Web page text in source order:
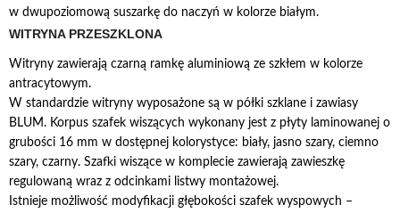
w dwupoziomową suszarkę do naczyń w kolorze białym.
WITRYNA PRZESZKLONA
Witryny zawierają czarną ramkę aluminiową ze szkłem w kolorze
antracytowym.
W standardzie witryny wyposażone są w półki szklane i zawiasy
BLUM. Korpus szafek wiszących wykonany jest z płyty laminowanej o
grubości 16 mm w dostępnej kolorystyce: biały, jasno szary, ciemno
szary, czarny. Szafki wiszące w komplecie zawierają zawieszkę
regulowaną wraz z odcinkami listwy montażowej.
Istnieje możliwość modyfikacji głębokości szafek wyspowych –